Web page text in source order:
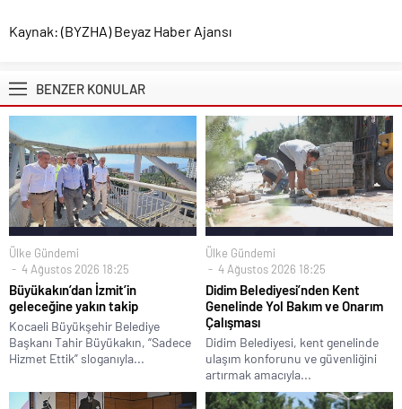
Kaynak: (BYZHA) Beyaz Haber Ajansı
BENZER KONULAR
Ülke Gündemi
4 Ağustos 2026 18:25
Büyükakın’dan İzmit’in
geleceğine yakın takip
Kocaeli Büyükşehir Belediye
Başkanı Tahir Büyükakın, “Sadece
Hizmet Ettik” sloganıyla...
Ülke Gündemi
4 Ağustos 2026 18:25
Didim Belediyesi’nden Kent
Genelinde Yol Bakım ve Onarım
Çalışması
Didim Belediyesi, kent genelinde
ulaşım konforunu ve güvenliğini
artırmak amacıyla...